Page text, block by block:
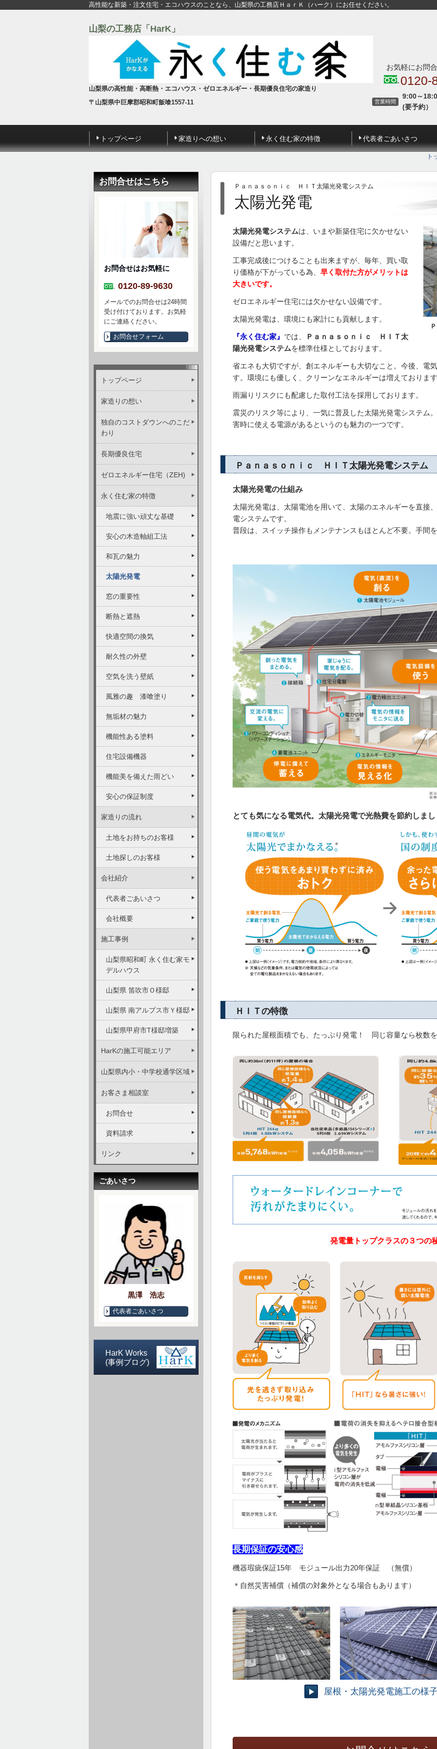
高性能な新築・注文住宅・エコハウスのことなら、山梨県の工務店ＨａｒＫ（ハーク）にお任せください。
山梨の工務店「HarK」
山梨県の高性能・高断熱・エコハウス・ゼロエネルギー・長期優良住宅の家造り
〒山梨県中巨摩郡昭和町飯喰1557-11
お気軽にお問
0120-
営業時間
9:00～
(要予約）
トップページ 家造りへの想い 永く住む家の特徴 代表者ごあいさつ
ト
Ｐａｎａｓｏｎｉｃ ＨＩＴ太陽光発電システム
太陽光発電
太陽光発電システムは、いまや新築住宅に欠かせない
設備だと思います。
工事完成後につけることも出来ますが、毎年、買い取
り価格が下がっている為、 早く取付た方がメリットは
大きいです。
ゼロエネルギー住宅には欠かせない設備です。
太陽光発電は、環境にも家計にも貢献します。
『永く住む家』 では、
Ｐａｎａｓｏｎｉｃ ＨＩＴ太
陽光発電システムを標準仕様としております。
省エネも大切ですが、創エネルギーも大切なこと。今後、電
す。環境にも優しく、クリーンなエネルギーは増えておりま
雨漏りリスクにも配慮した取付工法を採用しております。
震災のリスク等により、一気に普及した太陽光発電システム
害時に使える電源があるというのも魅力の一つです。
Ｐａｎａｓｏｎｉｃ ＨＩＴ太陽光発電システム
太陽光発電の仕組み
太陽光発電は、太陽電池を用いて、太陽のエネルギーを直接
電システムです。
普段は、スイッチ操作もメンテナンスもほとんど不要。手間
とても気になる電気代。太陽光発電で光熱費を節約しま
ＨＩＴの特徴
限られた屋根面積でも、たっぷり発電！ 同じ容量なら枚数
発電量トップクラスの３つの
長期保証の安心感
機器瑕疵保証15年 モジュール出力20年保証 （無償）
＊自然災害補償（補償の対象外となる場合もあります）
屋根・太陽光発電施工の様
お問合せはこちら
お問合せはお気軽に
0120-89-9630
メールでのお問合せは24時間
受け付けております。お気軽
にご連絡ください。
お問合せフォーム
トップページ
家造りの想い
独自のコストダウンへのこだ
わり
長期優良住宅
ゼロエネルギー住宅（ZEH)
永く住む家の特徴
地震に強い頑丈な基礎
安心の木造軸組工法
和瓦の魅力
太陽光発電
窓の重要性
断熱と遮熱
快適空間の換気
耐久性の外壁
空気を洗う壁紙
風雅の趣 漆喰塗り
無垢材の魅力
機能性ある塗料
住宅設備機器
機能美を備えた雨どい
安心の保証制度
家造りの流れ
土地をお持ちのお客様
土地探しのお客様
会社紹介
代表者ごあいさつ
会社概要
施工事例
山梨県昭和町 永く住む家モ
デルハウス
山梨県 笛吹市Ｏ様邸
山梨県 南アルプス市Ｙ様邸
山梨県甲府市T様邸増築
HarKの施工可能エリア
山梨県内小・中学校通学区域
お客さま相談室
お問合せ
資料請求
リンク
ごあいさつ
黒澤 浩志
代表者ごあいさつ
HarK Works
(事例ブログ)